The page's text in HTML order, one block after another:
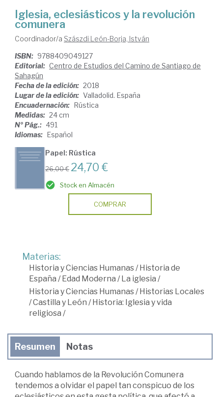
Iglesia, eclesiásticos y la revolución
comunera
Coordinador/a Szászdi León-Borja, István
ISBN: 9788409049127
Editorial: Centro de Estudios del Camino de Santiago de
Sahagún
Fecha de la edición: 2018
Lugar de la edición: Valladolid. España
Encuadernación: Rústica
Medidas: 24 cm
Nº Pág.: 491
Idiomas: Español
Papel: Rústica
26,00 € 24,70 €
Stock en Almacén
COMPRAR
Materias:
Historia y Ciencias Humanas/Historia de
España /Edad Moderna /La iglesia /
Historia y Ciencias Humanas/Historias Locales
/Castilla y León /Historia: Iglesia y vida
religiosa /
Resumen Notas
Cuando hablamos de la Revolución Comunera
tendemos a olvidar el papel tan conspicuo de los